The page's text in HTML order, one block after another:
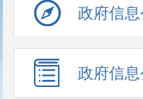
政府信
政府信